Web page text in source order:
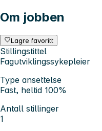
Om jobben
Lagre favoritt
Stillingstittel
Fagutviklingssykepleier
Type ansettelse
Fast, heltid 100%
Antall stillinger
1